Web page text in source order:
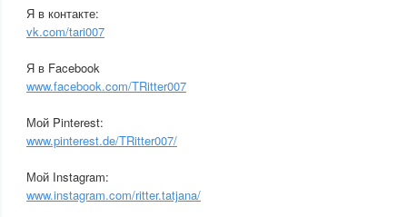
Я в контакте:
vk.com/tari007
Я в Facebook
www.facebook.com/TRitter007
Мой Pinterest:
www.pinterest.de/TRitter007/
Мой Instagram:
www.instagram.com/ritter.tatjana/